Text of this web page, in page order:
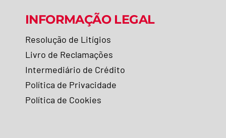
INFORMAÇÃO LEGAL
Resolução de Litígios
Livro de Reclamações
Intermediário de Crédito
Política de Privacidade
Política de Cookies